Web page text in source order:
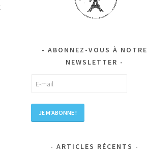
ABONNEZ-VOUS À NOTRE
NEWSLETTER
ARTICLES RÉCENTS